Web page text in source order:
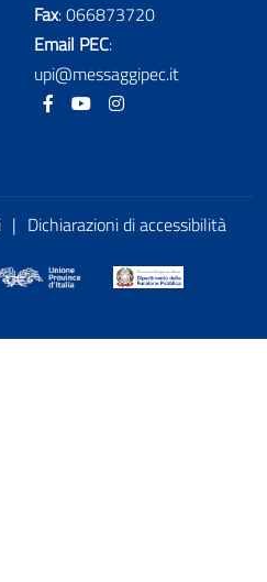
Fax:066873720
Email PEC:
upi@messaggipec.it
FacebookYoutube
| Dichiarazioni di accessibilità